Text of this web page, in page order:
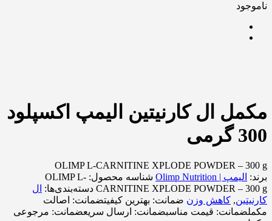
ناموجود
مکمل ال کارنیتین الیمپ اکسپلود
300 گرمی
OLIMP L-CARNITINE XPLODE POWDER – 300 g
برند: الیمپ | Olimp Nutrition شناسه محصول: OLIMP L-
CARNITINE XPLODE POWDER – 300 g دسته‌بندی‌ها: ال
کارنیتین, کاهش وزن ضمانت: بهترین کیفیتضمانت: اصالت
مکملضمانت: قیمت مناسبضمانت: ارسال سریعضمانت: مرجوعی